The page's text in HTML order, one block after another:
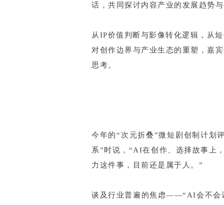
话，共同探讨内容产业的发展趋势
从IP价值判断与影像转化逻辑，从
对创作边界与产业生态的重塑，嘉
思考。
今年的“次元折叠”微短剧创制计划
系”时说，“AI在创作、选择故事上
力这件事，目前还是属于人。”
谈及行业普遍的焦虑——“AI会不会